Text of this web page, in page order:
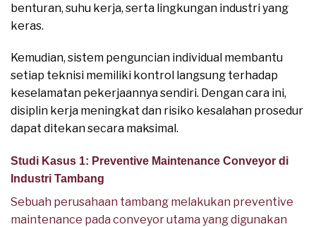
benturan, suhu kerja, serta lingkungan industri yang
keras.
Kemudian, sistem penguncian individual membantu
setiap teknisi memiliki kontrol langsung terhadap
keselamatan pekerjaannya sendiri. Dengan cara ini,
disiplin kerja meningkat dan risiko kesalahan prosedur
dapat ditekan secara maksimal.
Studi Kasus 1: Preventive Maintenance Conveyor di
Industri Tambang
Sebuah perusahaan tambang melakukan preventive
maintenance pada conveyor utama yang digunakan